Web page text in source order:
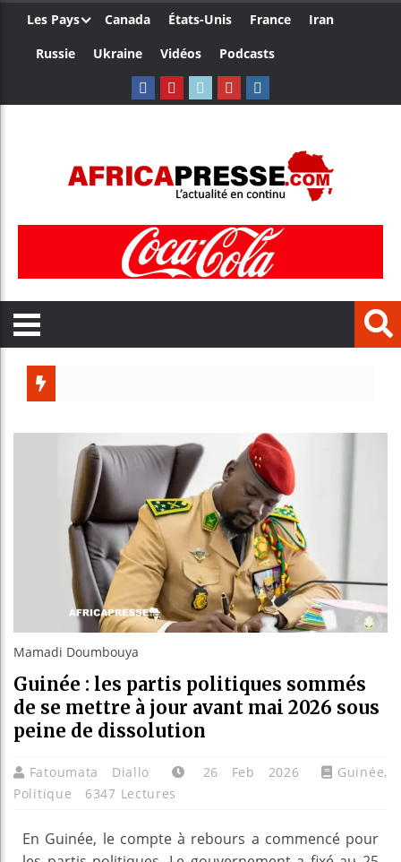
Les Pays Canada États-Unis France
Iran
Russie
Ukraine Vidéos Podcasts
Mamadi Doumbouya
Guinée : les partis politiques sommés
de se mettre à jour avant mai 2026 sous
peine de dissolution
Fatoumata Diallo 26 Feb 2026 Guinée,
Politique
6347 Lectures
En Guinée, le compte à rebours a commencé pour